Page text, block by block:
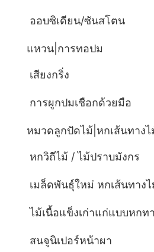
ออบซิเดียน/ซันสโตน
แหวน|การทอปม
เสียงกริ่ง
การผูกปมเชือกด้วยมือ
หมวดลูกปัดไม้|หกเส้นทาง
หกวิถีไม้ / ไม้ปราบมังกร
เมล็ดพันธุ์ใหม่ หกเส้นทางไ
ไม้เนื้อแข็งเก่าแก่แบบหกท
สนจูนิเปอร์หน้าผา